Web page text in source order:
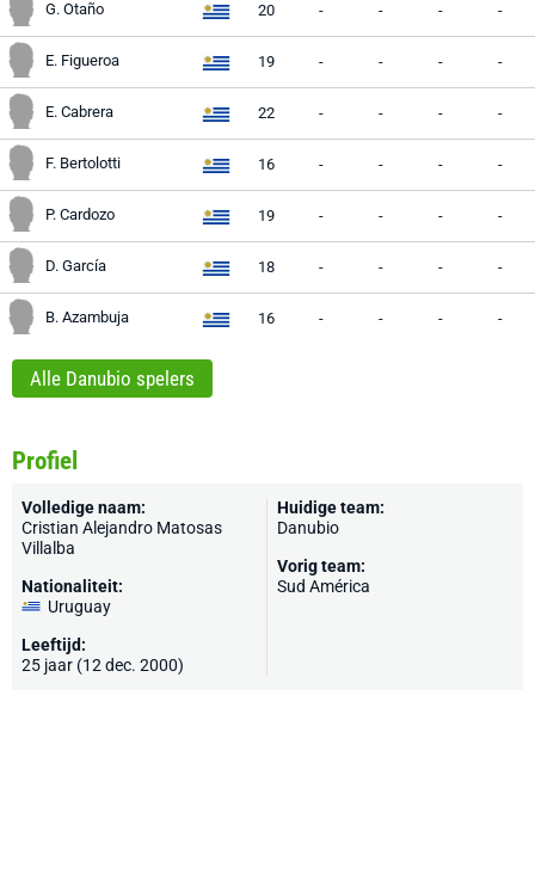
G. Otaño 20 - - - -
E. Figueroa 19 - - - -
E. Cabrera 22 - - - -
F. Bertolotti 16 - - - -
P. Cardozo 19 - - - -
D. García 18 - - - -
B. Azambuja 16 - - - -
Alle Danubio spelers
Profiel
Volledige naam:
Cristian Alejandro Matosas
Villalba
Nationaliteit:
Uruguay
Leeftijd:
25 jaar (12 dec. 2000)
Huidige team:
Danubio
Vorig team:
Sud América